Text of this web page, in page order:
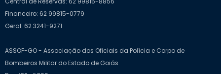
Financeiro: 62 99815-0779
Geral: 62 3241-9271
ASSOF-GO - Associação dos Oficiais da Polícia e Corpo de
Bombeiros Militar do Estado de Goiás